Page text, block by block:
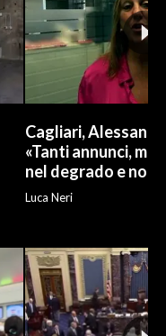
Cagliari,
«Tanti annunci,
nel degrado e non
Luca Neri